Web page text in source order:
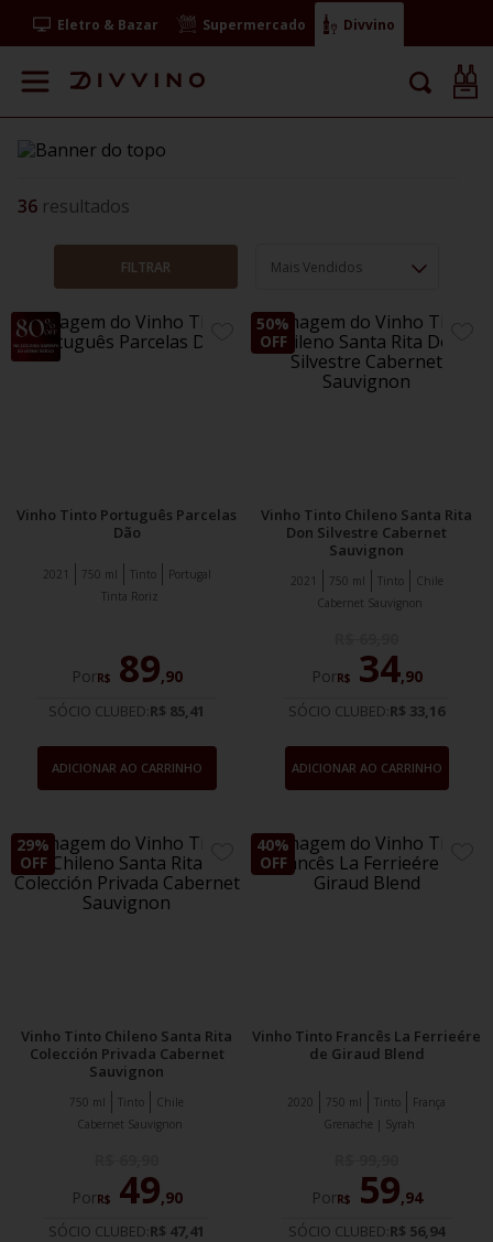
Eletro & Bazar Supermercado Divvino
36
FILTRAR Mais Vendidos
ADICIONE
Vinho Tinto Português Parcelas
Dão
Tinto Portugal
2021
750 ml
Tinta Roriz
PorR$ 89,90
SÓCIO CLUBED:R$ 85,41
ADICIONAR AO CARRINHO
50%
OFF
Vinho Tinto Chileno Santa Rita
Don Silvestre Cabernet
Sauvignon
Tinto Chile
2021
750 ml
Cabernet Sauvignon
PorR$ 34,90
SÓCIO CLUBED:R$ 33,16
ADICIONAR AO CARRINHO
29%
OFF
ADICIONE
FAVORITOS
Vinho Tinto Chileno Santa Rita
Colección Privada Cabernet
Sauvignon
Tinto Chile
750 ml
Cabernet Sauvignon
PorR$ 49,90
SÓCIO CLUBED:R$ 47,41
40%
OFF
Vinho Tinto Francês La Ferrieére
de Giraud Blend
Tinto França
2020
750 ml
Grenache | Syrah
PorR$ 59,94
SÓCIO CLUBED:R$ 56,94